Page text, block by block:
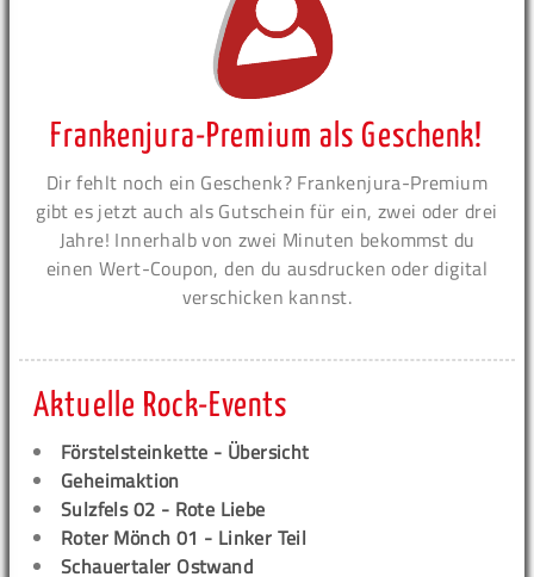
Frankenjura-Premium als Geschenk!
Dir fehlt noch ein Geschenk? Frankenjura-Premium
gibt es jetzt auch als Gutschein für ein, zwei oder drei
Jahre! Innerhalb von zwei Minuten bekommst du
einen Wert-Coupon, den du ausdrucken oder digital
verschicken kannst.
Aktuelle Rock-Events
Förstelsteinkette - Übersicht
Geheimaktion
Sulzfels 02 - Rote Liebe
Roter Mönch 01 - Linker Teil
Schauertaler Ostwand